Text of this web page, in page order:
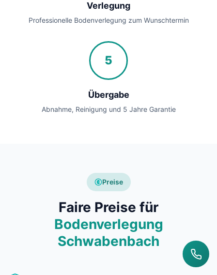
Verlegung
Professionelle Bodenverlegung zum Wunschtermin
5
Übergabe
Abnahme, Reinigung und 5 Jahre Garantie
Preise
Faire Preise für
Bodenverlegung
Schwabenbach